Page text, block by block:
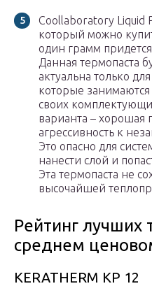
Coollaboratory Liquid
который можно
один грамм
Данная термопаста
актуальна только
которые
своих
варианта – хорошая
агрессивность к
Это опасно для
нанести слой и
Эта термопаста не
высочайшей
Рейтинг лучших
среднем
KERATHERM KP 12